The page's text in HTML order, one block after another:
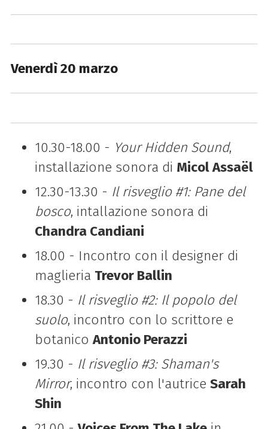
Venerdì 20 marzo
10.30-18.00 - Your Hidden Sound,
installazione sonora di Micol Assaël
12.30-13.30 - Il risveglio #1: Pane del
bosco, intallazione sonora di
Chandra Candiani
18.00 - Incontro con il designer di
maglieria Trevor Ballin
18.30 - Il risveglio #2: Il popolo del
suolo, incontro con lo scrittore e
botanicoAntonio Perazzi
19.30 - Il risveglio #3: Shaman's
Mirror, incontro con l'autrice Sarah
Shin